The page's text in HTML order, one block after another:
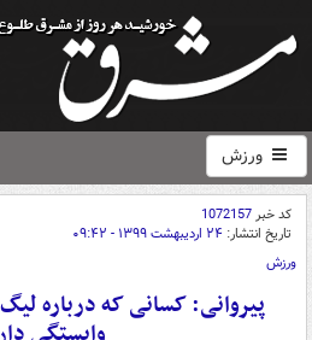
ورزش
کد خبر1072157
تاریخ انتشار: ۲۴ اردیبهشت ۱۳۹۹ - ۰۹:۴۲
ورزش
پیروانی: کسانی که درباره